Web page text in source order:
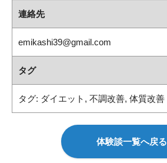
連絡先
emikashi39@gmail.com
タグ
タグ: ダイエット , 不調改善, 体質改善
体験談一覧へ戻る